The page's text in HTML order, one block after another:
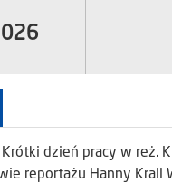
dzień pracy w reż.
reportażu Hanny Krall